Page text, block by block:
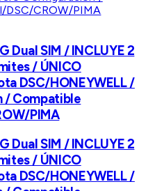
Dual SIM / INCLUYE 2
/ ÚNICO
DSC/HONEYWELL /
/ Compatible
PIMA
Dual SIM / INCLUYE 2
/ ÚNICO
DSC/HONEYWELL /